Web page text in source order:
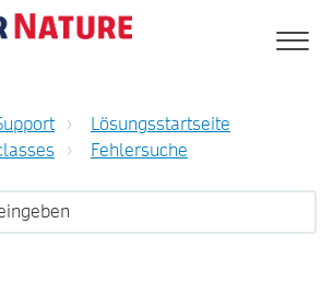
Lösungsstartseite
Fehlersuche